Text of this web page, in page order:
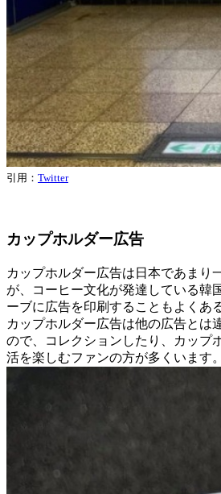
引用： Twitter
カップホルダー広告
カップホルダー広告は日本であまり
が、コーヒー文化が発達している韓
ーブに広告を印刷することもよくあ
カップホルダー広告は他の広告とは
ので、コレクションしたり、カップ
活を楽しむファンの方が多くいます。